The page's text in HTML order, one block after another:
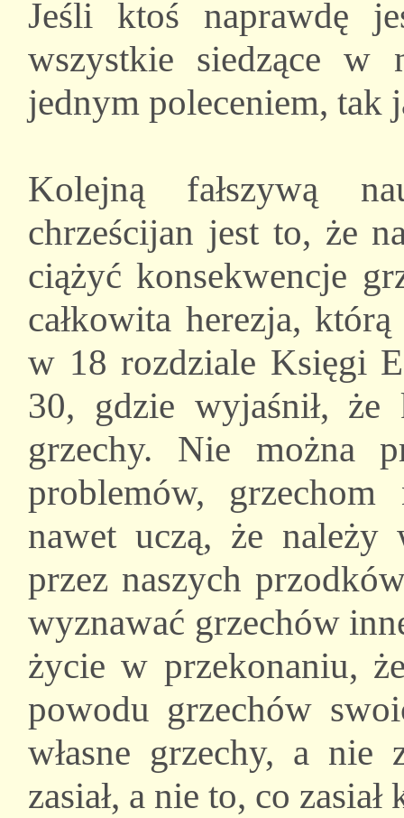
Jeśli ktoś naprawdę
wszystkie siedzące w
jednym poleceniem, tak
Kolejną fałszywą
chrześcijan jest to, że
ciążyć konsekwencje
całkowita herezja,
w 18 rozdziale Księgi
30, gdzie wyjaśnił, że
grzechy. Nie można
problemów,
nawet uczą, że należy
przez naszych
wyznawać grzechów
życie w przekonaniu,
powodu grzechów
własne grzechy, a
zasiał, a nie to, co